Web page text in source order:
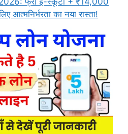
आत्मनिर्भरता का नया रास्ता!